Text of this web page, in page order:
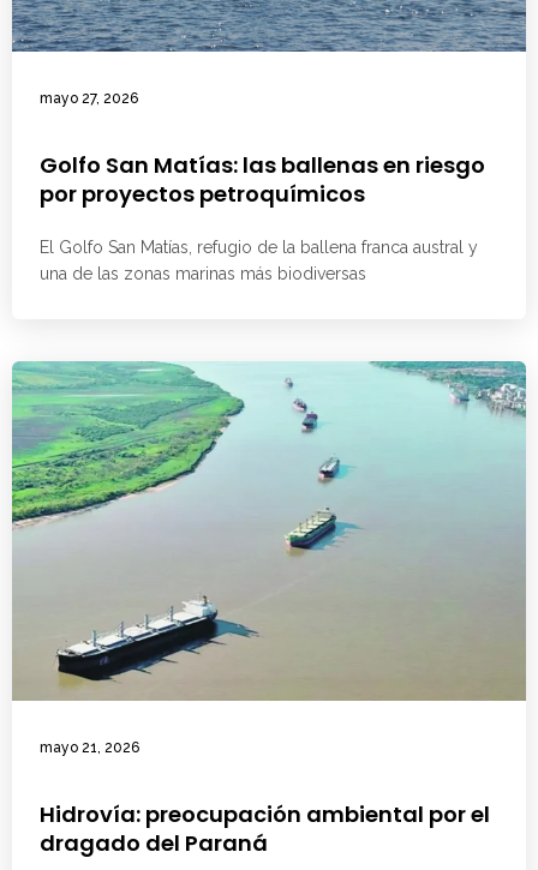
mayo 27, 2026
Golfo San Matías: las ballenas en riesgo
por proyectos petroquímicos
El Golfo San Matías, refugio de la ballena franca austral y
una de las zonas marinas más biodiversas
mayo 21, 2026
Hidrovía: preocupación ambiental por el
dragado del Paraná